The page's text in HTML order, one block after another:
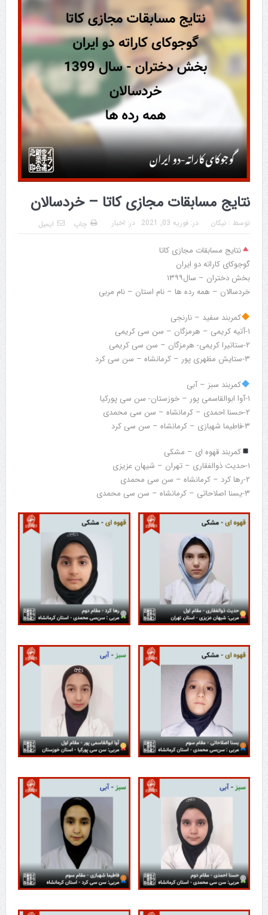
نتایج مسابقات مجازی کاتا – خردسالان
توسط : نیکان در: فوریه 03, 2021 در: اخبار چاپ ایمیل
نتایج مسابقات مجازی کاتا
گوجوکای کاراته دو ایران
بخش دختران – سال۱۳۹۹
خردسالان – همه رده ها – نام استان – نام مربی
کمربند سفید – نارنجی
۱-آتیه کریمی – هرمزگان – سن سی کریمی
۲-ستاتیرا کریمی- هرمزگان – سن سی کریمی
۳-ستایش مظهری پور – کرمانشاه – سن سی کرد
کمربند سبز – آبی
۱-آوا ابوالقاسمی پور – خوزستان- سن سی پورکیا
۲-حسنا احمدی – کرمانشاه – سن سی محمدی
۳-فاطیما شهبازی – کرمانشاه – سن سی کرد
کمربند قهوه ای – مشکی
۱-حدیث ذوالفقاری – تهران – شیهان عزیزی
۲-رها کرد – کرمانشاه – سن سی محمدی
۳-یسنا اصلاحاتی – کرمانشاه – سن سی محمدی